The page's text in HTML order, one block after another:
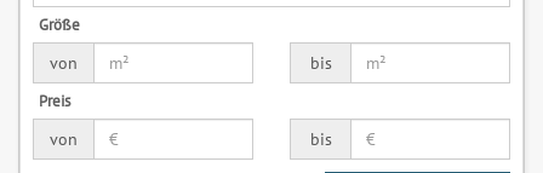
Größe
von
bis
Preis
von
bis